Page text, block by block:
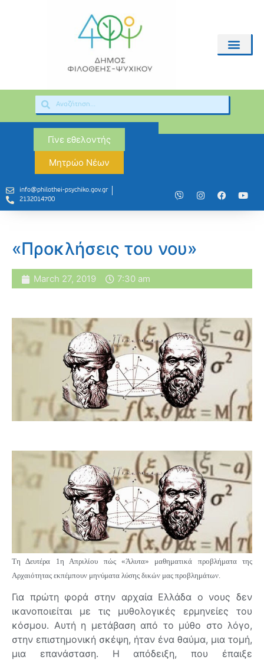
Γίνε εθελοντής
Μητρώο Νέων
info@philothei-psychiko.gov.gr
2132014700
«Προκλήσεις του νου»
March 27, 2019 7:30 am
Τη Δευτέρα 1η Απριλίου πώς «Άλυτα» μαθηματικά προβλήματα της
Αρχαιότητας εκπέμπουν μηνύματα λύσης δικών μας προβλημάτων.
Για πρώτη φορά στην αρχαία Ελλάδα ο νους δεν
ικανοποιείται με τις μυθολογικές ερμηνείες του
κόσμου. Αυτή η μετάβαση από το μύθο στο λόγο,
στην επιστημονική σκέψη, ήταν ένα θαύμα, μια τομή,
μια επανάσταση. Η απόδειξη, που έπαιξε